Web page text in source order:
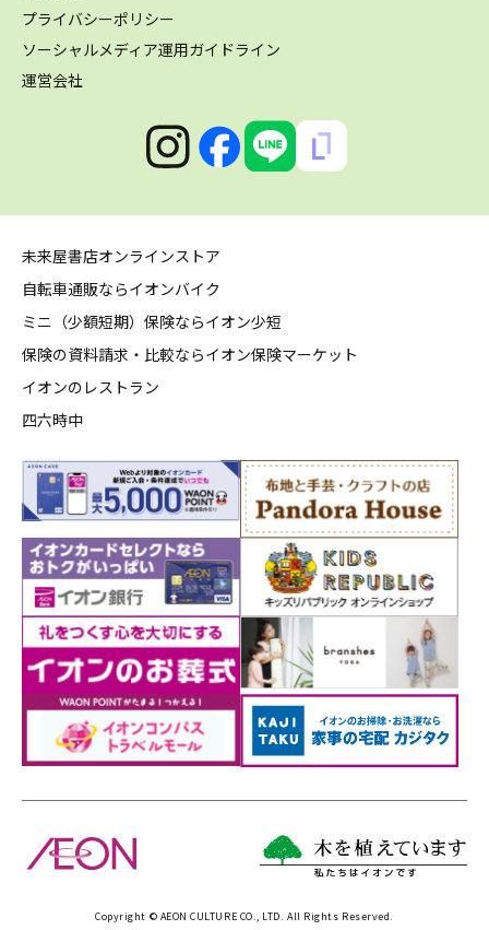
プライバシーポリシー
ソーシャルメディア運用ガイドライン
運営会社
未来屋書店オンラインストア
自転車通販ならイオンバイク
ミニ（少額短期）保険ならイオン少短
保険の資料請求・比較ならイオン保険マーケット
イオンのレストラン
四六時中
Copyright © AEON CULTURE CO., LTD. All Rights Reserved.